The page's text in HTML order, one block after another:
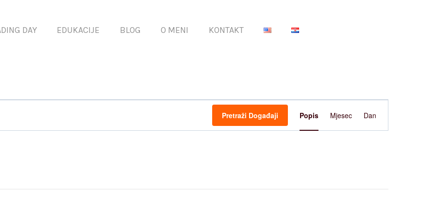
DAY EDUKACIJE BLOG O MENI KONTAKT
Pretraži Događaji
Događaj
navigacija
Popis Mjesec Dan